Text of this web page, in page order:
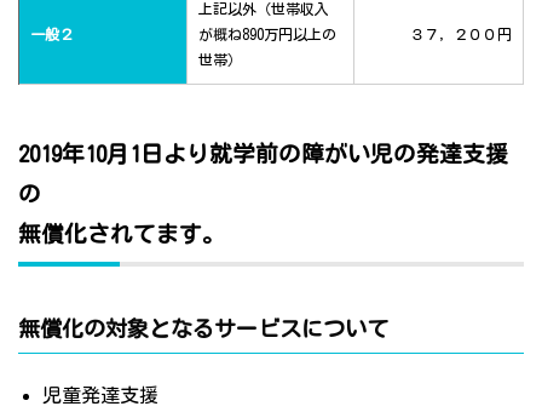
一般２
上記以外（世帯収入
が概ね890万円以上の
世帯）
３７，２００円
2019年10月1日より就学前の障がい児の発達支援
の
無償化されてます。
無償化の対象となるサービスについて
児童発達支援